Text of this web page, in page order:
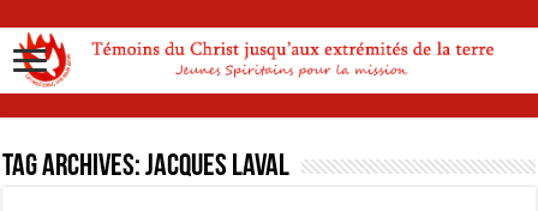
Tag Archives:Jacques Laval